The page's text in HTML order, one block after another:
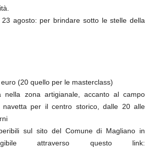
agosto: per brindare sotto le stelle della
(20 quello per le masterclass)
nella zona artigianale, accanto al campo
navetta per il centro storico, dalle 20 alle
sul sito del Comune di Magliano in
attraverso questo link: